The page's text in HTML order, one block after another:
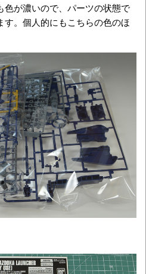
色が濃いので、パーツの状態で
す。個人的にもこちらの色のほ